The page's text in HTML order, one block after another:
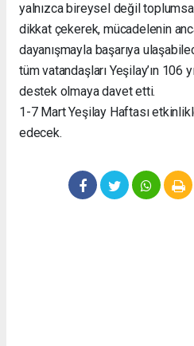
yalnızca bireysel değil
dikkat çekerek, mücadelenin
dayanışmayla başarıya
tüm vatandaşları Yeşilay’ın 106
destek olmaya davet etti.
1-7 Mart Yeşilay Haftası
edecek.